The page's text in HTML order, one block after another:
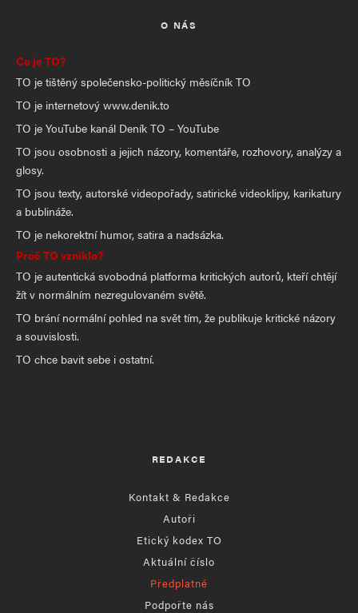
O NÁS
Co je TO?
TO je tištěný společensko-politický měsíčník TO
TO je internetový www.denik.to
TO je YouTube kanál Deník TO – YouTube
TO jsou osobnosti a jejich názory, komentáře, rozhovory, analýzy a
glosy.
TO jsou texty, autorské videopořady, satirické videoklipy, karikatury
a bublináže.
TO je nekorektní humor, satira a nadsázka.
Proč TO vzniklo?
TO je autentická svobodná platforma kritických autorů, kteří chtějí
žít v normálním nezregulovaném světě.
TO brání normální pohled na svět tím, že publikuje kritické názory
a souvislosti.
TO chce bavit sebe i ostatní.
REDAKCE
Kontakt & Redakce
Autoři
Etický kodex TO
Aktuální číslo
Předplatné
Podpořte nás